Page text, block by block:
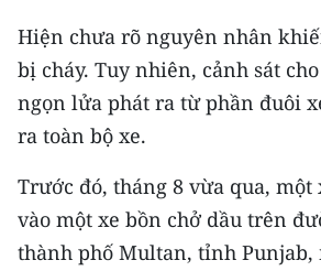
KIỂM CHỨNG THÔNG TIN
TRI THỨC CHUYÊN SÂU
54 DÂN TỘC VIỆT NAM
CHƯƠNG TRÌNH OCOP - MỖI XÃ
MỘT SẢN PHẨM
Hiện chưa rõ nguyên nhân
bị cháy. Tuy nhiên, cảnh sát
ngọn lửa phát ra từ phần đuôi
ra toàn bộ xe.
Trước đó, tháng 8 vừa qua, một
vào một xe bồn chở dầu trên
thành phố Multan, tỉnh